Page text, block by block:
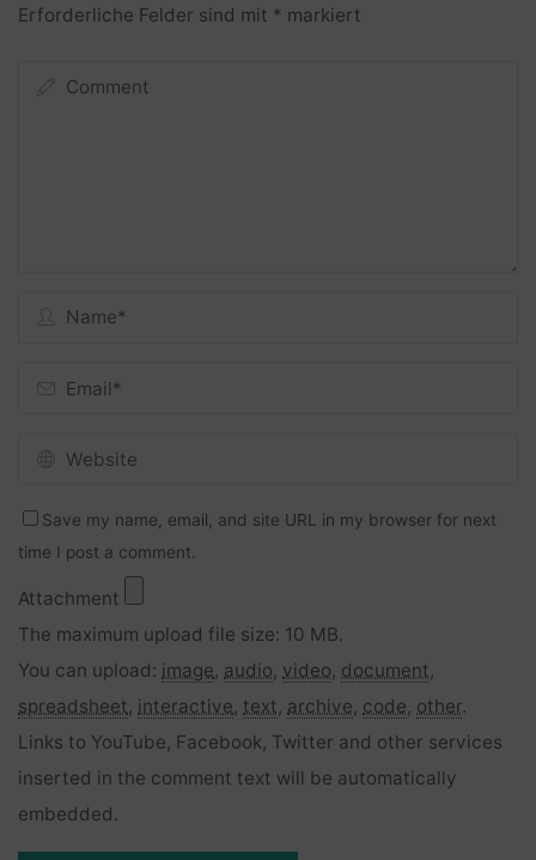
Erforderliche Felder sind mit * markiert
Save my name, email, and site URL in my browser for next
time I post a comment.
Attachment
The maximum upload file size: 10 MB.
You can upload: image, audio, video, document,
spreadsheet, interactive, text, archive, code, other.
Links to YouTube, Facebook, Twitter and other services
inserted in the comment text will be automatically
embedded.